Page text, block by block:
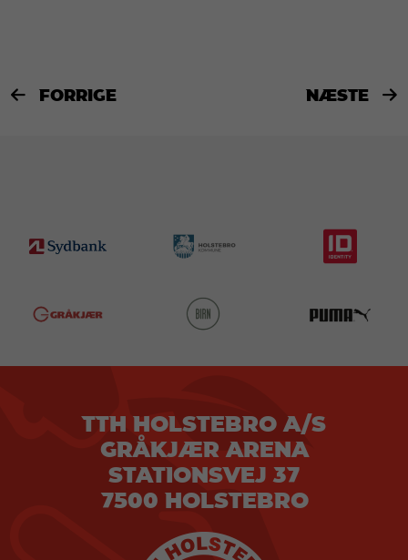
 FORRIGE NÆSTE 
TTH HOLSTEBRO A/S
GRÅKJÆR ARENA
STATIONSVEJ 37
7500 HOLSTEBRO